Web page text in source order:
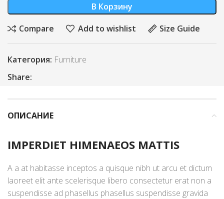
В Корзину
Compare Add to wishlist Size Guide
Категория: Furniture
Share:
ОПИСАНИЕ
IMPERDIET HIMENAEOS MATTIS
A a at habitasse inceptos a quisque nibh ut arcu et dictum
laoreet elit ante scelerisque libero consectetur erat non a
suspendisse ad phasellus phasellus suspendisse gravida